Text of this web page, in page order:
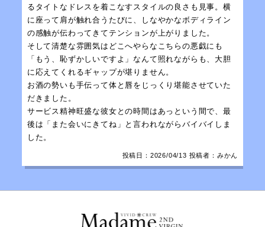
るタイトなドレスを着こなすスタイルの良さも見事。横
に座って肩が触れ合うたびに、しなやかなボディライン
の感触が伝わってきてテンションが上がりました。
そして清楚な雰囲気はどこへやらなこちらの悪戯にも
「もう、恥ずかしいですよ」なんて照れながらも、大胆
に応えてくれるギャップが堪りません。
お酒の勢いも手伝って体と唇をじっくり堪能させていた
だきました。
サービス精神旺盛な彼女との時間はあっという間で、最
後は「また会いにきてね」と言われながらバイバイしま
した。
投稿日： 2026/04/13 投稿者：みかん